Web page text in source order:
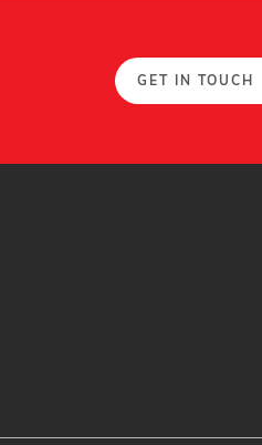
GET IN TOUCH